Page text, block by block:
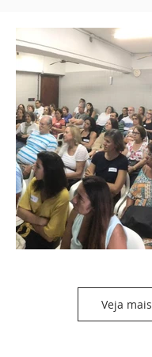
Veja mais